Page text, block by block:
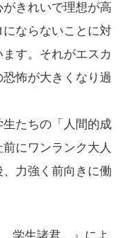
きれいで理想が高
ならないことに対
す。それがエスカ
怖が大きくなり過
たちの「人間的成
にワンランク大人
力強く前向きに働